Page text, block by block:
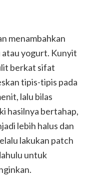
menambahkan
atau yogurt. Kunyit
berkat sifat
tipis-tipis pada
lalu bilas
hasilnya bertahap,
lebih halus dan
lakukan patch
untuk